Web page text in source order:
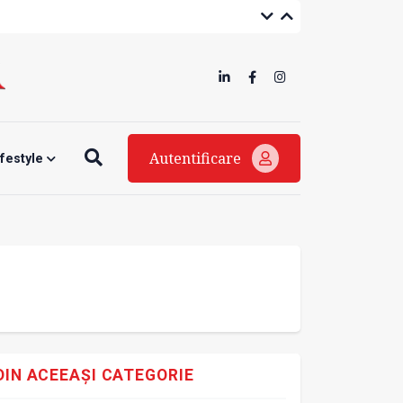
Autentificare
ACEEAȘI CATEGORIE